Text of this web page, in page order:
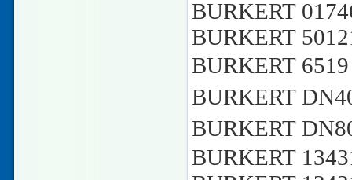
BURKERT
BURKERT
BURKERT
BURKERT
BURKERT
BURKERT